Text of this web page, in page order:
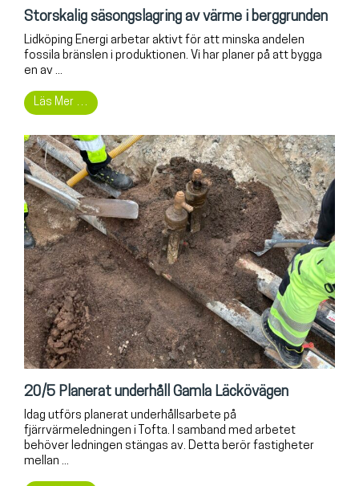
Storskalig säsongslagring av värme i berggrunden
Lidköping Energi arbetar aktivt för att minska andelen
fossila bränslen i produktionen. Vi har planer på att bygga
en av ...
Läs Mer …
20/5 Planerat underhåll Gamla Läckövägen
Idag utförs planerat underhållsarbete på
fjärrvärmeledningen i Tofta. I samband med arbetet
behöver ledningen stängas av. Detta berör fastigheter
mellan ...